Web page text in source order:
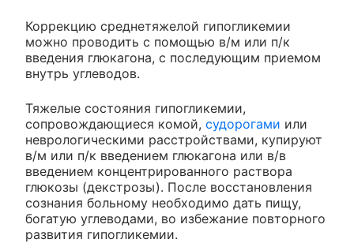
Коррекцию среднетяжелой гипогликемии
можно проводить с помощью в/м или п/к
введения глюкагона, с последующим приемом
внутрь углеводов.
Тяжелые состояния гипогликемии,
сопровождающиеся комой, судорогами или
неврологическими расстройствами, купируют
в/м или п/к введением глюкагона или в/в
введением концентрированного раствора
глюкозы (декстрозы). После восстановления
сознания больному необходимо дать пищу,
богатую углеводами, во избежание повторного
развития гипогликемии.